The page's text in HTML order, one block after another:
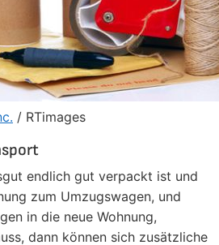
/ RTimages
endlich gut verpackt ist und
zum Umzugswagen, und
in die neue Wohnung,
dann können sich zusätzliche